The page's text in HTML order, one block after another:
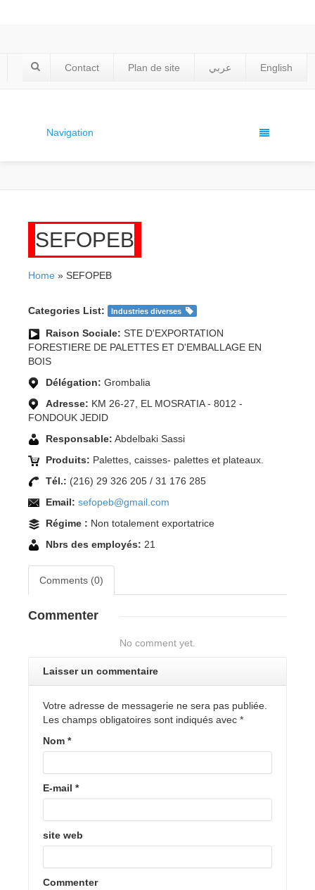
Contact Plan de site عربي English
Navigation
SEFOPEB
Home » SEFOPEB
Categories List: Industries diverses
Raison Sociale: STE D'EXPORTATION
FORESTIERE DE PALETTES ET D'EMBALLAGE EN
BOIS
Délégation: Grombalia
Adresse: KM 26-27, EL MOSRATIA - 8012 -
FONDOUK JEDID
Responsable: Abdelbaki Sassi
Produits: Palettes, caisses- palettes et plateaux.
Tél.: (216) 29 326 205 / 31 176 285
Email: sefopeb@gmail.com
Régime : Non totalement exportatrice
Nbrs des employés: 21
Comments (0)
Commenter
No comment yet.
Laisser un commentaire
Votre adresse de messagerie ne sera pas publiée.
Les champs obligatoires sont indiqués avec *
Nom *
E-mail *
site web
Commenter